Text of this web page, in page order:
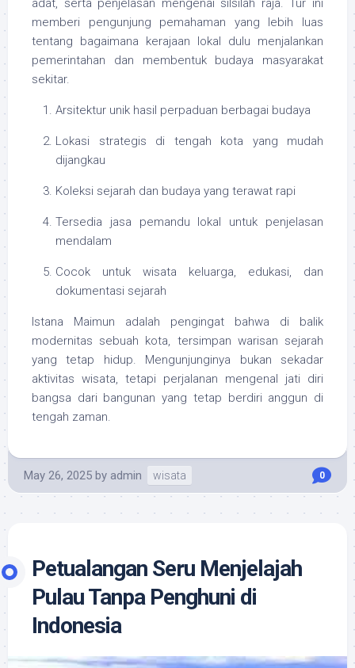
adat, serta penjelasan mengenai silsilah raja. Tur ini
memberi pengunjung pemahaman yang lebih luas
tentang bagaimana kerajaan lokal dulu menjalankan
pemerintahan dan membentuk budaya masyarakat
sekitar.
Arsitektur unik hasil perpaduan berbagai budaya
Lokasi strategis di tengah kota yang mudah
dijangkau
Koleksi sejarah dan budaya yang terawat rapi
Tersedia jasa pemandu lokal untuk penjelasan
mendalam
Cocok untuk wisata keluarga, edukasi, dan
dokumentasi sejarah
Istana Maimun adalah pengingat bahwa di balik
modernitas sebuah kota, tersimpan warisan sejarah
yang tetap hidup. Mengunjunginya bukan sekadar
aktivitas wisata, tetapi perjalanan mengenal jati diri
bangsa dari bangunan yang tetap berdiri anggun di
tengah zaman.
May 26, 2025 by admin wisata 0
Petualangan Seru Menjelajah
Pulau Tanpa Penghuni di
Indonesia